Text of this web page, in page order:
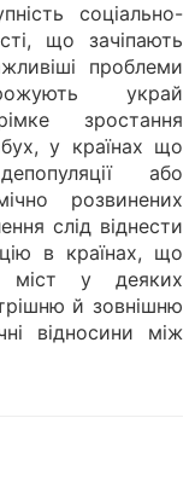
соціально-
що зачіпають
проблеми
украй
зростання
у країнах що
або
розвинених
слід віднести
в країнах, що
міст у деяких
й зовнішню
відносини між